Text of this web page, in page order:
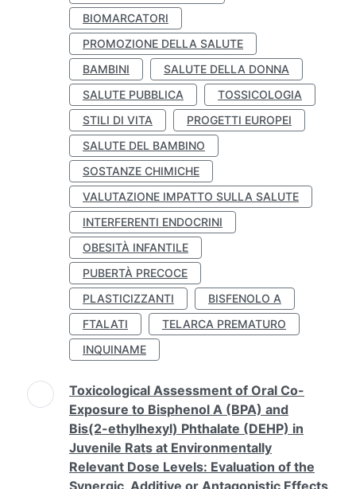
BIOMARCATORI
PROMOZIONE DELLA SALUTE
BAMBINI
SALUTE DELLA DONNA
SALUTE PUBBLICA
TOSSICOLOGIA
STILI DI VITA
PROGETTI EUROPEI
SALUTE DEL BAMBINO
SOSTANZE CHIMICHE
VALUTAZIONE IMPATTO SULLA SALUTE
INTERFERENTI ENDOCRINI
OBESITÀ INFANTILE
PUBERTÀ PRECOCE
PLASTICIZZANTI
BISFENOLO A
FTALATI
TELARCA PREMATURO
INQUINAME
Toxicological Assessment of Oral Co-
Exposure to Bisphenol A (BPA) and
Bis(2-ethylhexyl) Phthalate (DEHP) in
Juvenile Rats at Environmentally
Relevant Dose Levels: Evaluation of the
Synergic, Additive or Antagonistic Effects